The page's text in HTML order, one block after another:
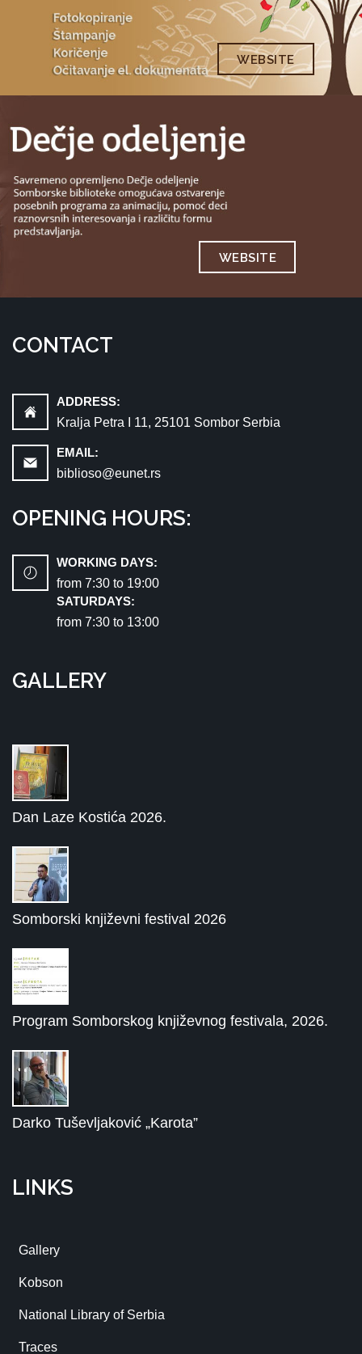
WEBSITE
WEBSITE
CONTACT
ADDRESS:
Kralja Petra I 11, 25101 Sombor Serbia
EMAIL:
biblioso@eunet.rs
OPENING HOURS:
WORKING DAYS:
from 7:30 tо 19:00
SATURDAYS:
from 7:30 tо 13:00
GALLERY
Dan Laze Kostića 2026.
Somborski književni festival 2026
Program Somborskog književnog festivala, 2026.
Darko Tuševljaković „Karota”
LINKS
Gallery
Kobson
National Library of Serbia
Traces